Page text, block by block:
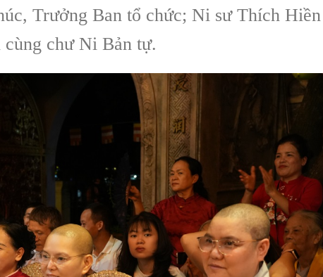
Trưởng Ban tổ chức; Ni sư Thích Hiền
chư Ni Bản tự.